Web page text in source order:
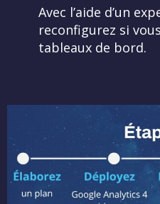
Avec l’aide d’un
reconfigurez si
tableaux de bord.